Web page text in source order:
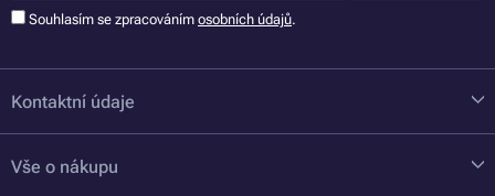
Souhlasím se zpracováním osobních údajů.
Kontaktní údaje
Vše o nákupu